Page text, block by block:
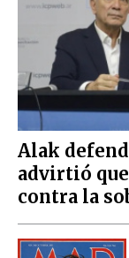
Alak
advirtió
contra la